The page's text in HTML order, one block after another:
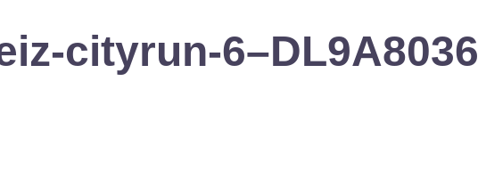
cityrun-6–DL9A8036